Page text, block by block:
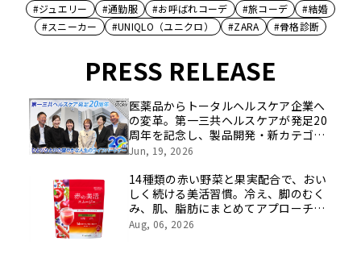
#ジュエリー #通勤服 #お呼ばれコーデ #旅コーデ
#結婚
#スニーカー
#UNIQLO（ユニクロ） #ZARA #骨格診断
PRESS RELEASE
医薬品からトータルヘルスケア企業へ
の変革。第一三共ヘルスケアが発足20
周年を記念し、製品開発・新カテゴリ
挑戦の舞台や旧社統合時のエピソード
像を公開！
Jun, 19, 2026
14種類の赤い野菜と果実配合で、おい
しく続ける美活習慣。冷え、脚のむく
み、肌、脂肪にまとめてアプローチす
る機能性表示食品が新登場
Aug, 06, 2026